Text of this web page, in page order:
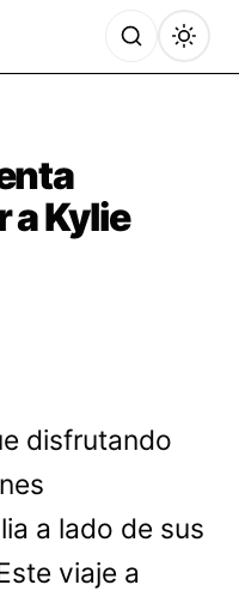
a Kylie
disfrutando
a lado de sus
viaje a